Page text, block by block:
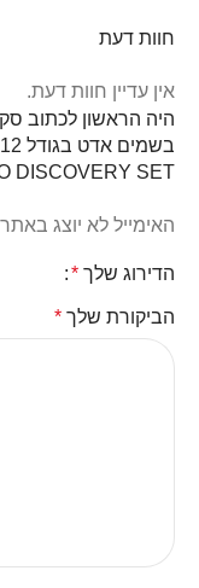
חוות דעת
אין עדיין חוות דעת.
DISCOVERY SET”
האימייל לא יוצג
הדירוג שלך *
הביקורת שלך *